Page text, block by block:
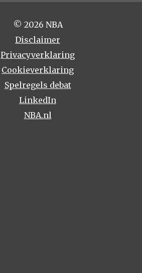
© 2026 NBA
Disclaimer
Privacyverklaring
Cookieverklaring
Spelregels debat
LinkedIn
NBA.nl